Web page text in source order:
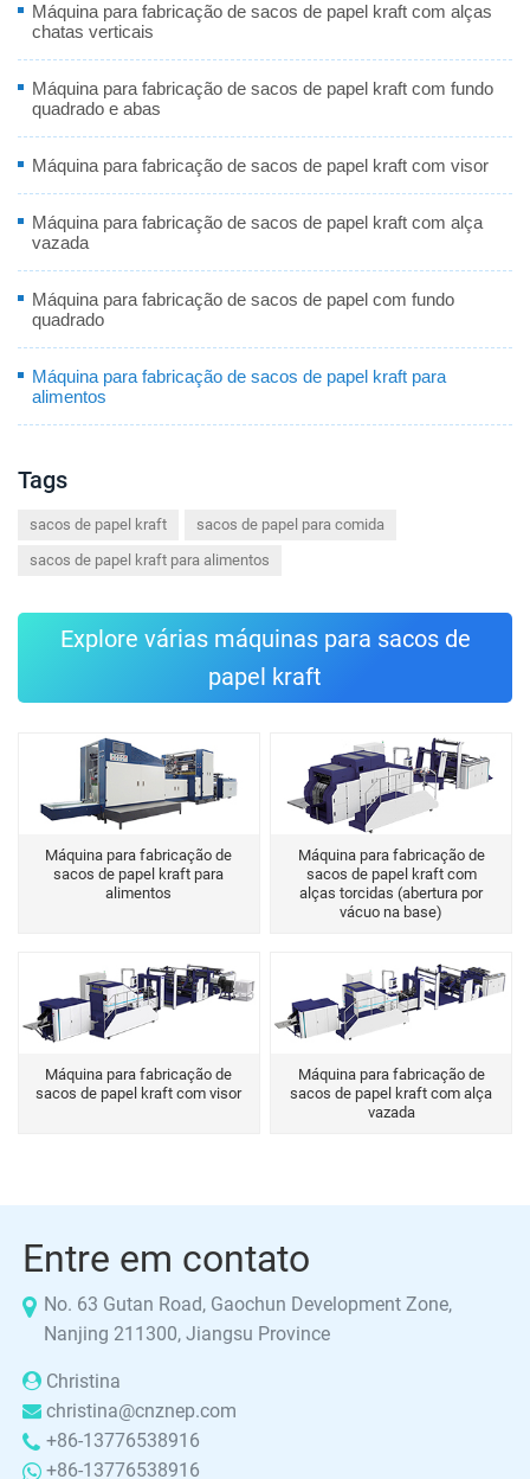
Máquina para fabricação de sacos de papel kraft com alças
chatas verticais
Máquina para fabricação de sacos de papel kraft com fundo
quadrado e abas
Máquina para fabricação de sacos de papel kraft com visor
Máquina para fabricação de sacos de papel kraft com alça
vazada
Máquina para fabricação de sacos de papel com fundo
quadrado
Máquina para fabricação de sacos de papel kraft para
alimentos
Tags
sacos de papel kraft
sacos de papel para comida
sacos de papel kraft para alimentos
Explore várias máquinas para sacos de
papel kraft
Máquina para fabricação de
sacos de papel kraft para
alimentos
Máquina para fabricação de
sacos de papel kraft com
alças torcidas (abertura por
vácuo na base)
Máquina para fabricação de
sacos de papel kraft com visor
Máquina para fabricação de
sacos de papel kraft com alça
vazada
Entre em contato
No. 63 Gutan Road, Gaochun Development Zone,
Nanjing 211300, Jiangsu Province
Christina
christina@cnznep.com
+86-13776538916
+86-13776538916